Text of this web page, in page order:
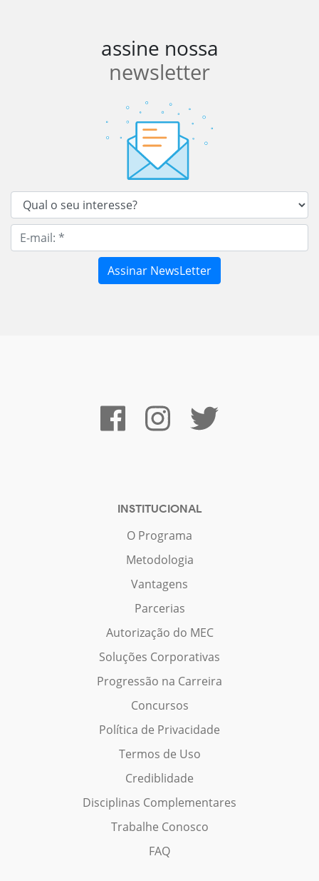
assine nossa
newsletter
INSTITUCIONAL
O Programa
Metodologia
Vantagens
Parcerias
Autorização do MEC
Soluções Corporativas
Progressão na Carreira
Concursos
Política de Privacidade
Termos de Uso
Crediblidade
Disciplinas Complementares
Trabalhe Conosco
FAQ